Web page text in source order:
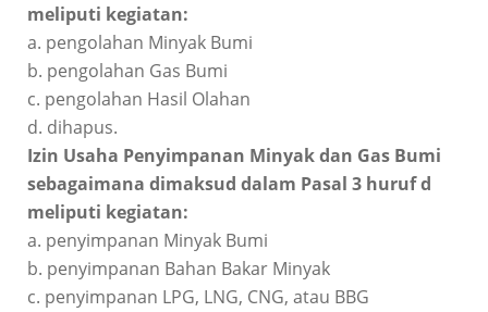
meliputi kegiatan:
a. pengolahan Minyak Bumi
b. pengolahan Gas Bumi
c. pengolahan Hasil Olahan
d. dihapus.
Izin Usaha Penyimpanan Minyak dan Gas Bumi
sebagaimana dimaksud dalam Pasal 3 huruf d
meliputi kegiatan:
a. penyimpanan Minyak Bumi
b. penyimpanan Bahan Bakar Minyak
c. penyimpanan LPG, LNG, CNG, atau BBG